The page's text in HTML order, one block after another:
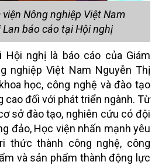
Nông nghiệp Việt Nam
Lan báo cáo tại Hội nghị
nghị là báo cáo của Giám
nghiệp Việt Nam Nguyễn Thị
học, công nghệ và đào tạo
cao đối với phát triển ngành. Từ
sở đào tạo, nghiên cứu có đội
đảo, Học viện nhấn mạnh yêu
thức thành công nghệ, công
và sản phẩm thành động lực